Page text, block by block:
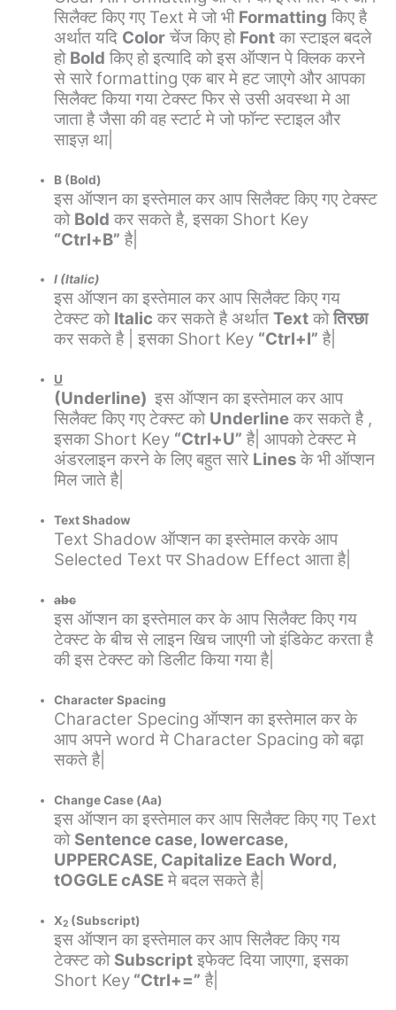
सिलैक्ट किए गए Text मे जो भी Formatting किए है
अर्थात यदि Color चेंज किए हो Font का स्टाइल बदले
हो Bold किए हो इत्यादि को इस ऑप्शन पे क्लिक करने
से सारे formatting एक बार मे हट जाएगे और आपका
सिलैक्ट किया गया टेक्स्ट फिर से उसी अवस्था मे आ
जाता है जैसा की वह स्टार्ट मे जो फॉन्ट स्टाइल और
साइज़ था|
B (Bold)
इस ऑप्शन का इस्तेमाल कर आप सिलैक्ट किए गए टेक्स्ट
को Bold कर सकते है, इसका Short Key
“Ctrl+B” है|
I (Italic)
इस ऑप्शन का इस्तेमाल कर आप सिलैक्ट किए गय
टेक्स्ट को Italic कर सकते है अर्थातText कोतिरछा
कर सकते है | इसका Short Key “Ctrl+I” है|
U
(Underline)इस ऑप्शन का इस्तेमाल कर आप
सिलैक्ट किए गए टेक्स्ट को Underline कर सकते है ,
इसका Short Key “Ctrl+U” है| आपको टेक्स्ट मे
अंडरलाइन करने के लिए बहुत सारे Lines के भी ऑप्शन
मिल जाते है|
Text Shadow
Text Shadow ऑप्शन का इस्तेमाल करके आप
Selected Text पर Shadow Effect आता है|
abc
इस ऑप्शन का इस्तेमाल कर के आप सिलैक्ट किए गय
टेक्स्ट के बीच से लाइन खिच जाएगी जो इंडिकेट करता है
की इस टेक्स्ट को डिलीट किया गया है|
Character Spacing
Character Specing ऑप्शन का इस्तेमाल कर के
आप अपने word मे Character Spacing को बढ़ा
सकते है|
Change Case (Aa)
इस ऑप्शन का इस्तेमाल कर आप सिलैक्ट किए गए Text
को Sentence case, lowercase,
UPPERCASE, Capitalize Each Word,
tOGGLE cASE मे बदल सकते है|
X2 (Subscript)
इस ऑप्शन का इस्तेमाल कर आप सिलैक्ट किए गय
टेक्स्ट को Subscript इफेक्ट दिया जाएगा, इसका
Short Key “Ctrl+=” है|